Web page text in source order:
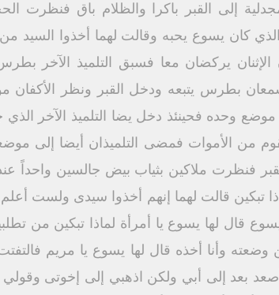
إلى القبر باكرا والظلام باق
كان يسوع يحبه وقالت لهما أخذوا السيد
الإثنان يركضان معا فسبق التلميذ الآخر
بطرس يتبعه ودخل القبر ونظر الأكفان
وحده فحينئذ دخل يضا التلميذ الآخر الذي
من الأموات فمضى التلميذان أيضا إلى
فنظرت ملاكين بثياب بيض جالسين واحداً
تبكين قالت لهما إنهم أخذوا سيدى ولست
قال لها يسوع يا أمرأة لماذا تبكين من
وأنا أخذه قال لها يسوع يا مريم
بعد إلى أبي ولكن اذهبي إلى إخوتى